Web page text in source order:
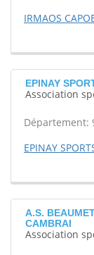
IRMAOS
EPINAY
Association
Département:
EPINAY
A.S.
CAMBRAI
Association